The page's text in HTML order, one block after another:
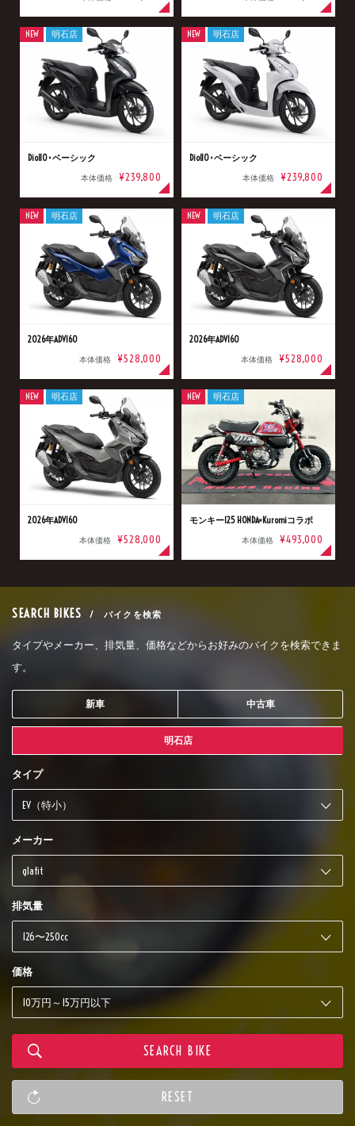
Dio110･ベーシック
本体価格 ¥239,800
NEW 明石店
Dio110･ベーシック
本体価格 ¥239,800
NEW 明石店
2026年ADV160
本体価格 ¥528,000
NEW 明石店
2026年ADV160
本体価格 ¥528,000
NEW 明石店
2026年ADV160
本体価格 ¥528,000
NEW 明石店
モンキー125 HONDA×Kuromiコラボ
本体価格 ¥493,000
NEW 明石店
SEARCH BIKES / バイクを検索
タイプやメーカー、排気量、価格などからお好みのバイクを検索できま
す。
新車 中古車
明石店
タイプ
メーカー
排気量
価格